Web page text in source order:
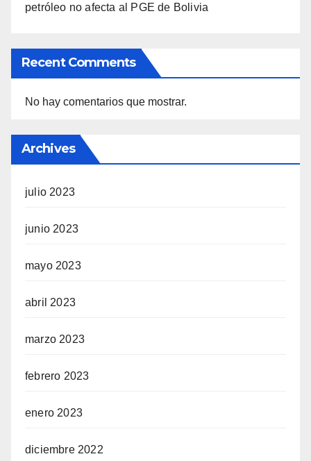
petróleo no afecta al PGE de Bolivia
Recent Comments
No hay comentarios que mostrar.
Archives
julio 2023
junio 2023
mayo 2023
abril 2023
marzo 2023
febrero 2023
enero 2023
diciembre 2022